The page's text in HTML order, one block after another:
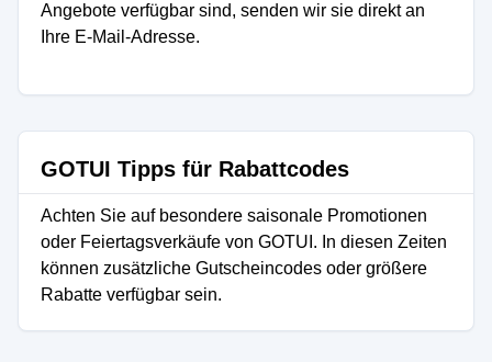
Angebote verfügbar sind, senden wir sie direkt an
Ihre E-Mail-Adresse.
GOTUI Tipps für Rabattcodes
Achten Sie auf besondere saisonale Promotionen
oder Feiertagsverkäufe von GOTUI. In diesen Zeiten
können zusätzliche Gutscheincodes oder größere
Rabatte verfügbar sein.